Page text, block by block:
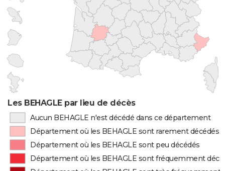
Les BEHAGLE par lieu de décès
Aucun BEHAGLE n'est décédé dans ce département
Département où les BEHAGLE sont rarement décédés
Département où les BEHAGLE sont peu décédés
Département où les BEHAGLE sont fréquemment